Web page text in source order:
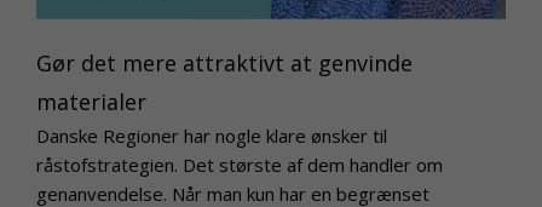
Gør det mere attraktivt at genvinde
materialer
Danske Regioner har nogle klare ønsker til
råstofstrategien. Det største af dem handler om
genanvendelse. Når man kun har en begrænset